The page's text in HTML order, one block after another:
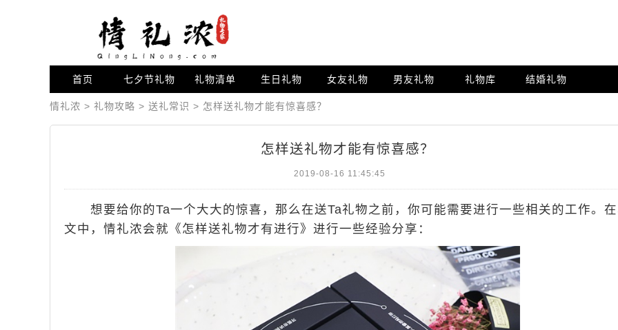
首页 七夕节礼物 礼物清单 生日礼物 女友礼物 男友礼物 礼物库 结婚礼物
情礼浓 > 礼物攻略 > 送礼常识 > 怎样送礼物才能有惊喜感？
怎样送礼物才能有惊喜感？
2019-08-16 11:45:45
想要给你的Ta一个大大的惊喜，那么在送Ta礼物之前，你可能需要进行一些相关的工作。
文中，情礼浓会就《怎样送礼物才有进行》进行一些经验分享：